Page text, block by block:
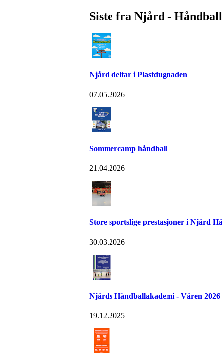
Siste fra Njård - Håndball
Njård deltar i Plastdugnaden
07.05.2026
Sommercamp håndball
21.04.2026
Store sportslige prestasjoner i Njård
30.03.2026
Njårds Håndballakademi - Våren 2026
19.12.2025